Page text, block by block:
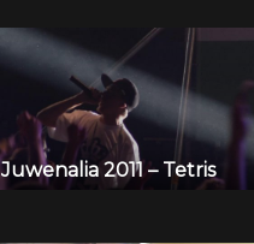
Juwenalia 2011 – Tetris